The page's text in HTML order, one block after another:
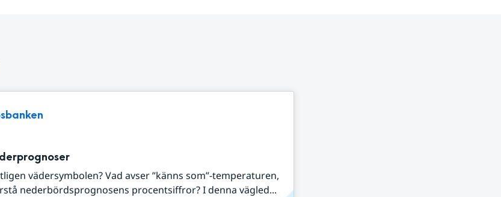
vädersymbolen? Vad avser ”känns som”-temperaturen,
nederbördsprognosens procentsiffror? I denna vägled...